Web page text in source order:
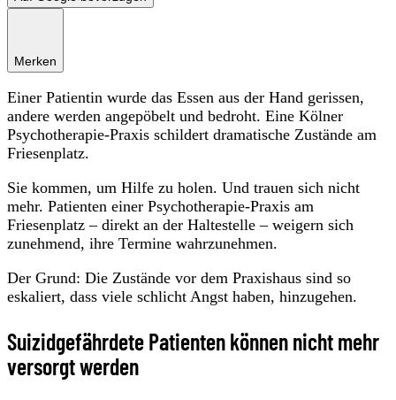
Merken
Einer Patientin wurde das Essen aus der Hand gerissen,
andere werden angepöbelt und bedroht. Eine Kölner
Psychotherapie-Praxis schildert dramatische Zustände am
Friesenplatz.
Sie kommen, um Hilfe zu holen. Und trauen sich nicht
mehr. Patienten einer Psychotherapie-Praxis am
Friesenplatz – direkt an der Haltestelle – weigern sich
zunehmend, ihre Termine wahrzunehmen.
Der Grund: Die Zustände vor dem Praxishaus sind so
eskaliert, dass viele schlicht Angst haben, hinzugehen.
Suizidgefährdete Patienten können nicht mehr
versorgt werden